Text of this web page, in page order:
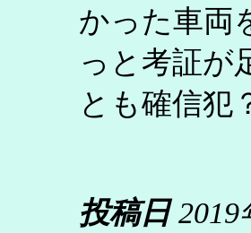
かった車両
っと考証が
とも確信犯
投稿日2019